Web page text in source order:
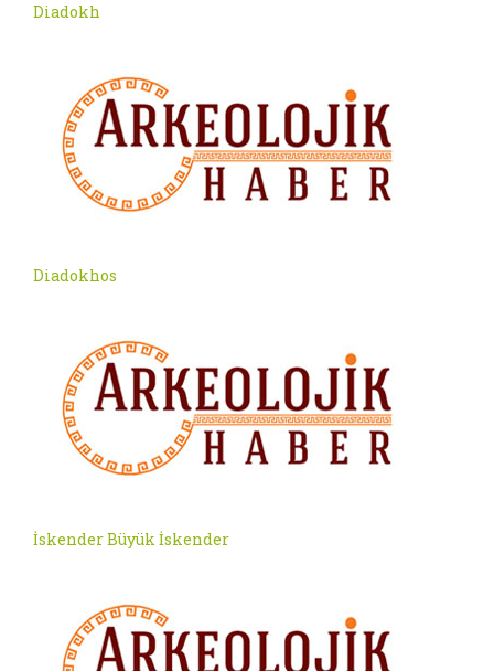
Diadokh
Diadokhos
İskender Büyük İskender